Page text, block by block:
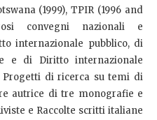
(1999), TPIR (1996 and
convegni nazionali e
internazionale pubblico, di
e di Diritto internazionale
di ricerca su temi di
autrice di tre monografie e
e Raccolte scritti italiane